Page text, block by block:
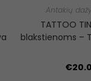
Antakių
TATTOO
blakstienoms –
€